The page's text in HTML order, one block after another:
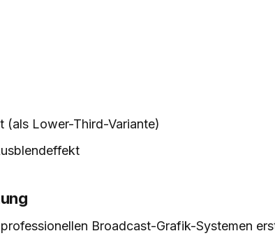
(als Lower-Third-Variante)
Broadcast-Grafik-Systemen